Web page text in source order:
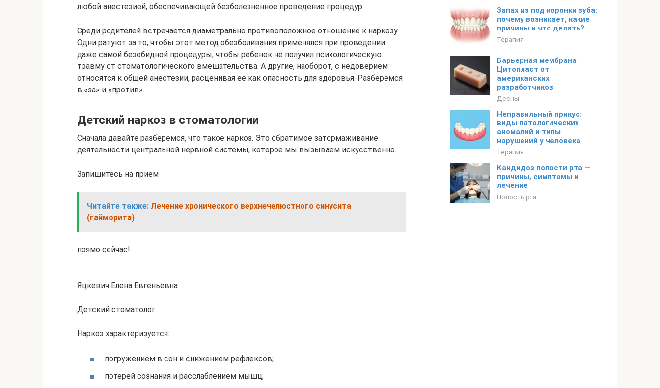
любой анестезией, обеспечивающей безболезненное проведение процедур.
Среди родителей встречается диаметрально противоположное отношение к наркозу.
Одни ратуют за то, чтобы этот метод обезболивания применялся при проведении
даже самой безобидной процедуры, чтобы ребенок не получил психологическую
травму от стоматологического вмешательства. А другие, наоборот, с недоверием
относятся к общей анестезии, расценивая её как опасность для здоровья. Разберемся
в «за» и «против».
Детский наркоз в стоматологии
Сначала давайте разберемся, что такое наркоз. Это обратимое затормаживание
деятельности центральной нервной системы, которое мы вызываем искусственно.
Запишитесь на прием
Читайте также: Лечение хронического верхнечелюстного синусита
(гайморита)
прямо сейчас!
Яцкевич Елена Евгеньевна
Детский стоматолог
Наркоз характеризуется:
погружением в сон и снижением рефлексов;
потерей сознания и расслаблением мышц;
Запах из под коронки зуба:
почему возникает, какие
причины и что делать?
Терапия
Барьерная мембрана
Цитопласт от
американских
разработчиков
Десны
Неправильный прикус:
виды патологических
аномалий и типы
нарушений у человека
Терапия
Кандидоз полости рта —
причины, симптомы и
лечение
Полость рта